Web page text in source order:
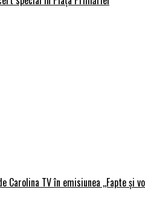
Carolina TV în emisiunea